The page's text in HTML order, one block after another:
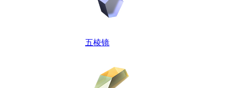
五棱镜